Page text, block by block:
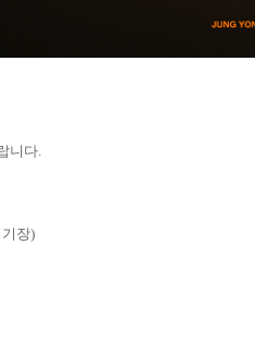
니다.
장)